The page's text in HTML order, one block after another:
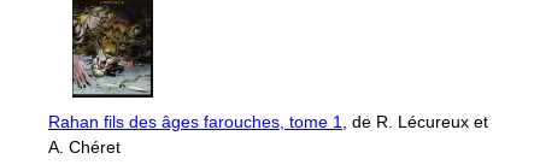
Rahan fils des âges farouches, tome 1, de R. Lécureux et
A. Chéret